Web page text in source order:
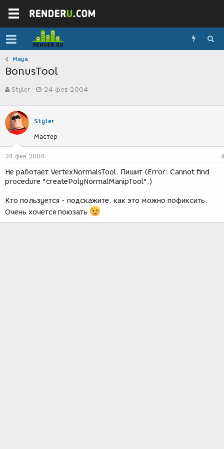
Maya
BonusTool
в
о
р
т
е
м
ы
Styler
а
с
з
д
а
и
я
24 фев 2004
Styler
Мастер
24 фев 2004
Не работает VertexNormalsTool. Пишит (Error: Cannot find
procedure "createPolyNormalManipTool".)
Кто пользуется - подскажите, как это можно пофиксить.
Очень хочется поюзать